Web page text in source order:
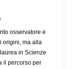
osservatore e
origini, ma alla
in Scienze
il percorso per